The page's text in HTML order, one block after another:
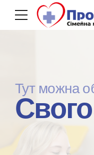
Тут можна